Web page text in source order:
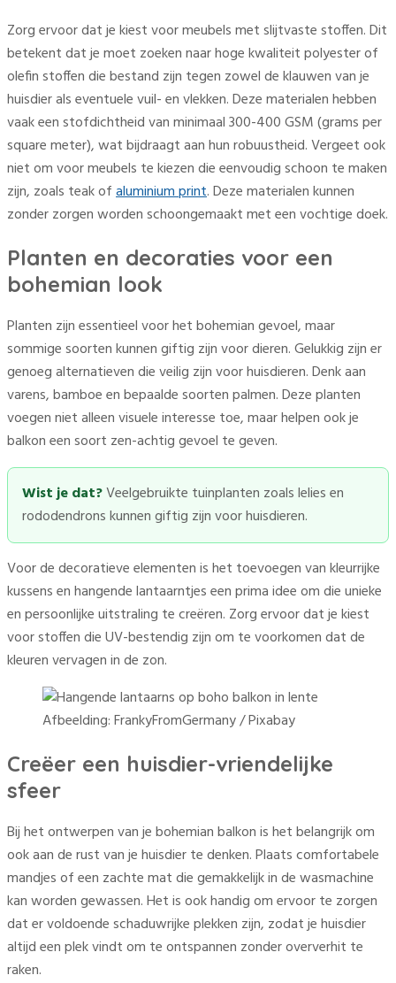
Zorg ervoor dat je kiest voor meubels met slijtvaste stoffen. Dit
betekent dat je moet zoeken naar hoge kwaliteit polyester of
olefin stoffen die bestand zijn tegen zowel de klauwen van je
huisdier als eventuele vuil- en vlekken. Deze materialen hebben
vaak een stofdichtheid van minimaal 300-400 GSM (grams per
square meter), wat bijdraagt aan hun robuustheid. Vergeet ook
niet om voor meubels te kiezen die eenvoudig schoon te maken
zijn, zoals teak ofaluminium print. Deze materialen kunnen
zonder zorgen worden schoongemaakt met een vochtige doek.
Planten en decoraties voor een
bohemian look
Planten zijn essentieel voor het bohemian gevoel, maar
sommige soorten kunnen giftig zijn voor dieren. Gelukkig zijn er
genoeg alternatieven die veilig zijn voor huisdieren. Denk aan
varens, bamboe en bepaalde soorten palmen. Deze planten
voegen niet alleen visuele interesse toe, maar helpen ook je
balkon een soort zen-achtig gevoel te geven.
Wist je dat?Veelgebruikte tuinplanten zoals lelies en
rododendrons kunnen giftig zijn voor huisdieren.
Voor de decoratieve elementen is het toevoegen van kleurrijke
kussens en hangende lantaarntjes een prima idee om die unieke
en persoonlijke uitstraling te creëren. Zorg ervoor dat je kiest
voor stoffen die UV-bestendig zijn om te voorkomen dat de
kleuren vervagen in de zon.
Afbeelding: FrankyFromGermany / Pixabay
Creëer een huisdier-vriendelijke
sfeer
Bij het ontwerpen van je bohemian balkon is het belangrijk om
ook aan de rust van je huisdier te denken. Plaats comfortabele
mandjes of een zachte mat die gemakkelijk in de wasmachine
kan worden gewassen. Het is ook handig om ervoor te zorgen
dat er voldoende schaduwrijke plekken zijn, zodat je huisdier
altijd een plek vindt om te ontspannen zonder oververhit te
raken.